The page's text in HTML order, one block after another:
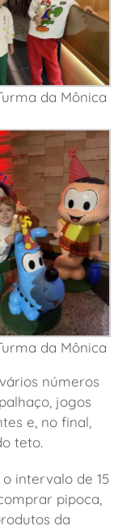
da Mônica
da Mônica
números
jogos
e, no final,
teto.
intervalo de 15
pipoca,
da